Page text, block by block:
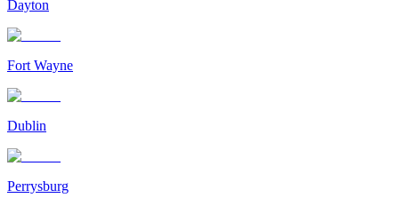
Dayton
Fort Wayne
Dublin
Perrysburg